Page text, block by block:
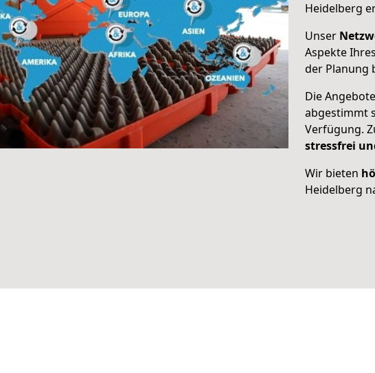
Heidelberg
Unser
Aspekte
der Planung
Die
abgestimmt
Verfügung.
stressfrei
Wir bieten
Heidelberg